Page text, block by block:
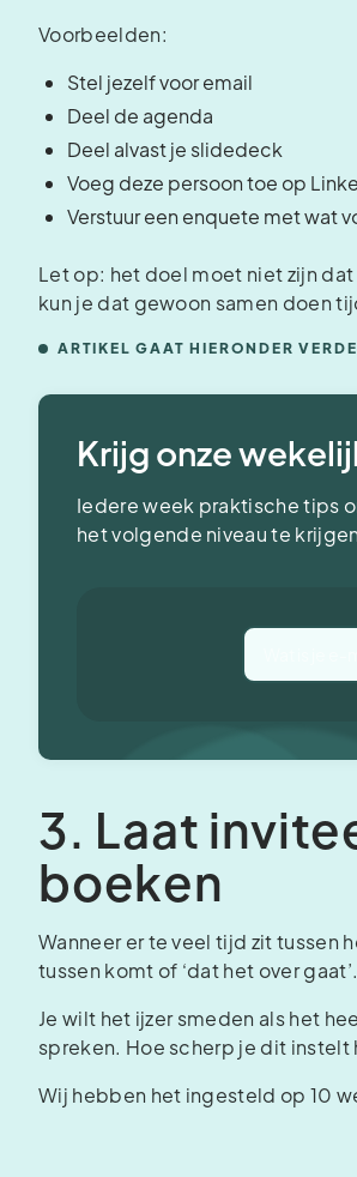
Voorbeelden:
Stel jezelf voor email
Deel de agenda
Deel alvast je slidedeck
Voeg deze persoon toe op
Verstuur een enquete met wat
Let op: het doel moet niet zijn
kun je dat gewoon samen doen
ARTIKEL GAAT HIERONDER
Krijg onze
Iedere week praktische tips
het volgende niveau te
3. Laat
boeken
Wanneer er te veel tijd zit tussen
tussen komt of ‘dat het over gaat’.
Je wilt het ijzer smeden als het
spreken. Hoe scherp je dit instelt
Wij hebben het ingesteld op 10